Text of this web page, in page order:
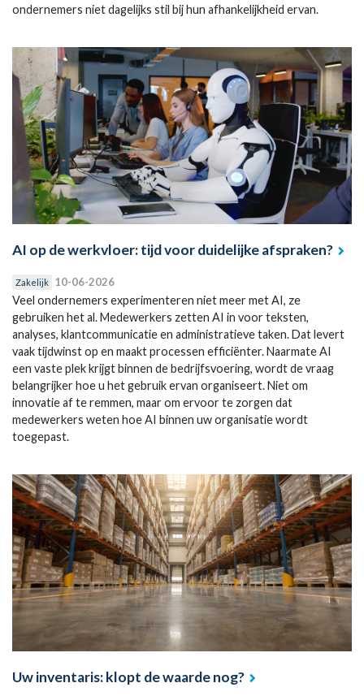
ondernemers niet dagelijks stil bij hun afhankelijkheid ervan.
AI op de werkvloer: tijd voor duidelijke afspraken?
Zakelijk 10-06-2026
Veel ondernemers experimenteren niet meer met AI, ze
gebruiken het al. Medewerkers zetten AI in voor teksten,
analyses, klantcommunicatie en administratieve taken. Dat levert
vaak tijdwinst op en maakt processen efficiënter. Naarmate AI
een vaste plek krijgt binnen de bedrijfsvoering, wordt de vraag
belangrijker hoe u het gebruik ervan organiseert. Niet om
innovatie af te remmen, maar om ervoor te zorgen dat
medewerkers weten hoe AI binnen uw organisatie wordt
toegepast.
Uw inventaris: klopt de waarde nog?